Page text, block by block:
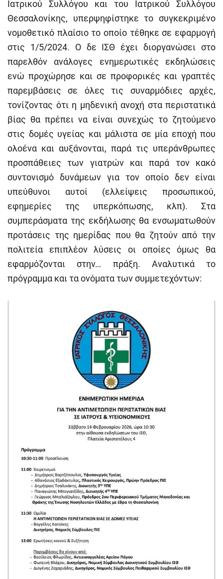
Ιατρικού Συλλόγου και του Ιατρικού Συλλόγου
Θεσσαλονίκης, υπερψηφίστηκε το συγκεκριμένο
νομοθετικό πλαίσιο το οποίο τέθηκε σε εφαρμογή
στις 1/5/2024. Ο δε ΙΣΘ έχει διοργανώσει στο
παρελθόν ανάλογες ενημερωτικές εκδηλώσεις
ενώ προχώρησε και σε προφορικές και γραπτές
παρεμβάσεις σε όλες τις συναρμόδιες αρχές,
τονίζοντας ότι η μηδενική ανοχή στα περιστατικά
βίας θα πρέπει να είναι συνεχώς το ζητούμενο
στις δομές υγείας και μάλιστα σε μία εποχή που
ολοένα και αυξάνονται, παρά τις υπεράνθρωπες
προσπάθειες των γιατρών και παρά τον κακό
συντονισμό δυνάμεων για τον οποίο δεν είναι
υπεύθυνοι αυτοί (ελλείψεις προσωπικού,
εφημερίες της υπερκόπωσης, κλπ). Στα
συμπεράσματα της εκδήλωσης θα ενσωματωθούν
προτάσεις της ημερίδας που θα ζητούν από την
πολιτεία επιπλέον λύσεις οι οποίες όμως θα
εφαρμόζονται στην… πράξη. Αναλυτικά το
πρόγραμμα και τα ονόματα των συμμετεχόντων: